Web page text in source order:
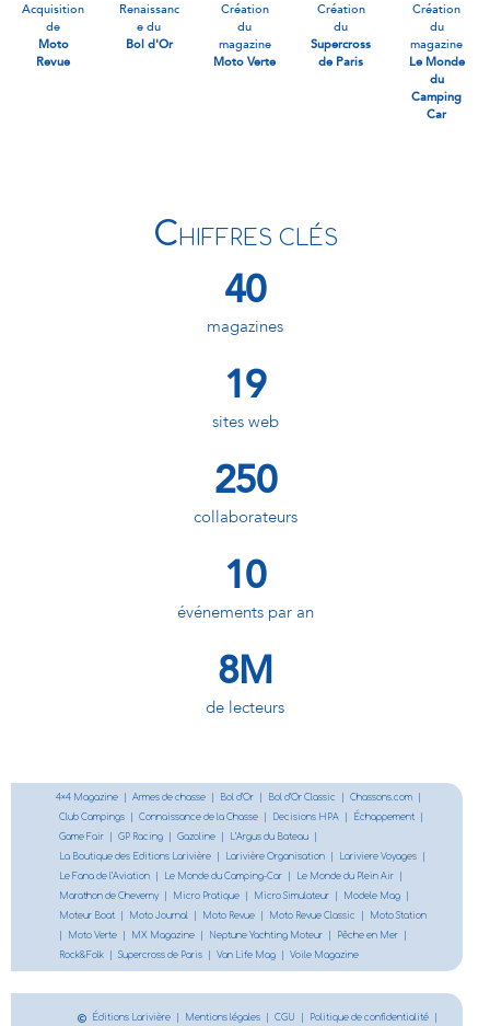
Acquisition
de
Moto
Revue
Renaissanc
e du
Bol d'Or
Création
du
magazine
Moto Verte
Création
du
Supercross
de Paris
Création
du
magazine
Le Monde
du
Camping
Car
CHIFFRES CLÉS
40
magazines
19
sites web
250
collaborateurs
10
événements par an
8M
de lecteurs
4×4 Magazine Armes de chasse Bol d’Or Bol d’Or Classic Chassons.com
Club Campings
Connaissance de la Chasse Decisions HPA Échappement
Game Fair
GP Racing Gazoline L’Argus du Bateau
La Boutique des Editions Larivière
Larivière Organisation Lariviere Voyages
Le Fana de l’Aviation
Le Monde du Camping-Car Le Monde du Plein Air
Marathon de Cheverny
Micro Pratique Micro Simulateur Modele Mag
Moteur Boat
Moto Journal Moto Revue Moto Revue Classic
Moto Station
Moto Verte MX Magazine Neptune Yachting Moteur Pêche en Mer
Rock&Folk
Supercross de Paris Van Life Mag Voile Magazine
Éditions Larivière Mentions légales CGU Politique de confidentialité